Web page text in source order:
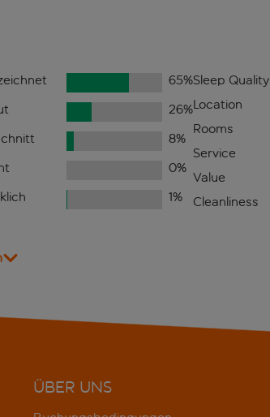
65%
26%
8%
0%
1%
Sleep Quality
Location
Rooms
Service
Value
Cleanliness
ÜBER UNS